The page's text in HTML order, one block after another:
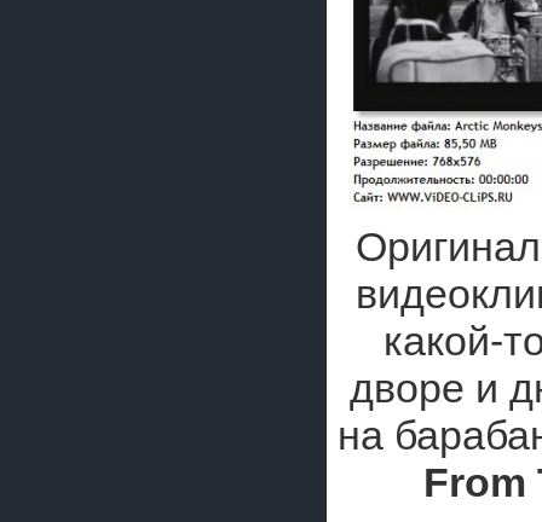
какой-
дворе и
на
From